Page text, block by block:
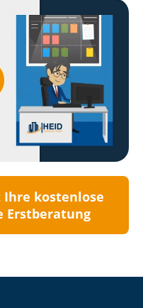
kostenlose
Erstberatung